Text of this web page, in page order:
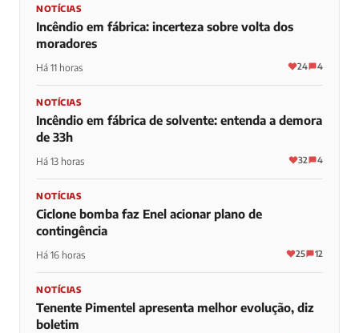
NOTÍCIAS
Incêndio em fábrica: incerteza sobre volta dos
moradores
Há 11 horas 24 4
NOTÍCIAS
Incêndio em fábrica de solvente: entenda a demora
de 33h
Há 13 horas 32 4
NOTÍCIAS
Ciclone bomba faz Enel acionar plano de
contingência
Há 16 horas 25 12
NOTÍCIAS
Tenente Pimentel apresenta melhor evolução, diz
boletim